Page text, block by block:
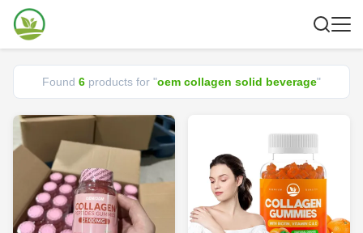
Found 6 products for "oem collagen solid beverage"